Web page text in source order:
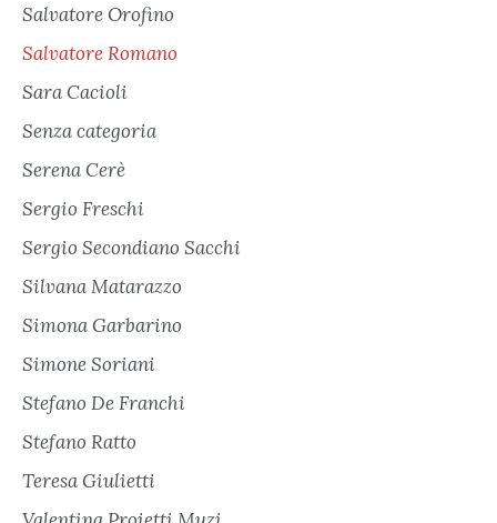
Salvatore Orofino
Salvatore Romano
Sara Cacioli
Senza categoria
Serena Cerè
Sergio Freschi
Sergio Secondiano Sacchi
Silvana Matarazzo
Simona Garbarino
Simone Soriani
Stefano De Franchi
Stefano Ratto
Teresa Giulietti